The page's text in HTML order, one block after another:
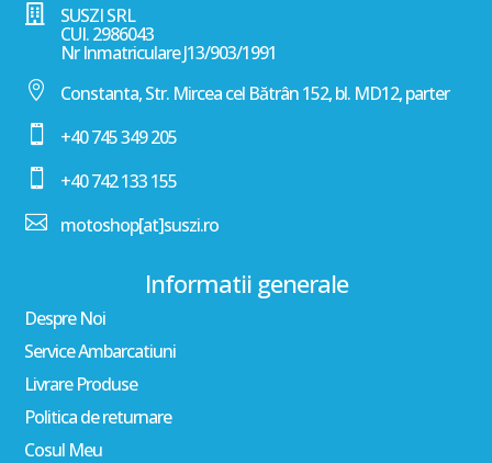
 SUSZI SRL
CUI. 2986043
Nr Inmatriculare J13/903/1991
 Constanta, Str. Mircea cel Bătrân 152, bl. MD12, parter
 +40 745 349 205
 +40 742 133 155
 motoshop[at]suszi.ro
Informatii generale
Despre Noi
Service Ambarcatiuni
Livrare Produse
Politica de returnare
Cosul Meu